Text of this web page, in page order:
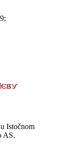
Istočnom
AS.